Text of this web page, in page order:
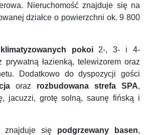
Nieruchomość znajduje się na
działce o powierzchni ok. 9 800
pokoi2-, 3- i 4-
prywatną łazienką, telewizorem oraz
Dodatkowo do dyspozycji gości
oraz rozbudowana strefa SPA,
jacuzzi, grotę solną, saunę fińską i
znajduje się podgrzewany basen,